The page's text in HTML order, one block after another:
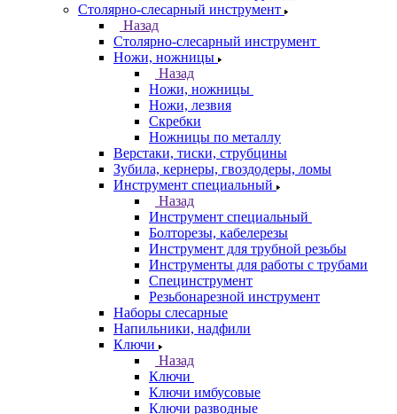
Столярно-слесарный инструмент
Назад
Столярно-слесарный инструмент
Ножи, ножницы
Назад
Ножи, ножницы
Ножи, лезвия
Скребки
Ножницы по металлу
Верстаки, тиски, струбцины
Зубила, кернеры, гвоздодеры, ломы
Инструмент специальный
Назад
Инструмент специальный
Болторезы, кабелерезы
Инструмент для трубной резьбы
Инструменты для работы с трубами
Специнструмент
Резьбонарезной инструмент
Наборы слесарные
Напильники, надфили
Ключи
Назад
Ключи
Ключи имбусовые
Ключи разводные